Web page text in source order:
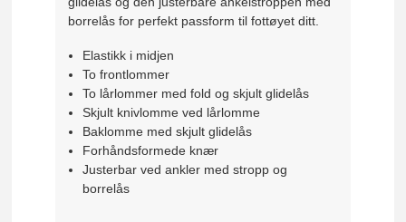
borrelås for perfekt passform til fottøyet ditt.
Elastikk i midjen
To frontlommer
To lårlommer med fold og skjult glidelås
Skjult knivlomme ved lårlomme
Baklomme med skjult glidelås
Forhåndsformede knær
Justerbar ved ankler med stropp og
borrelås